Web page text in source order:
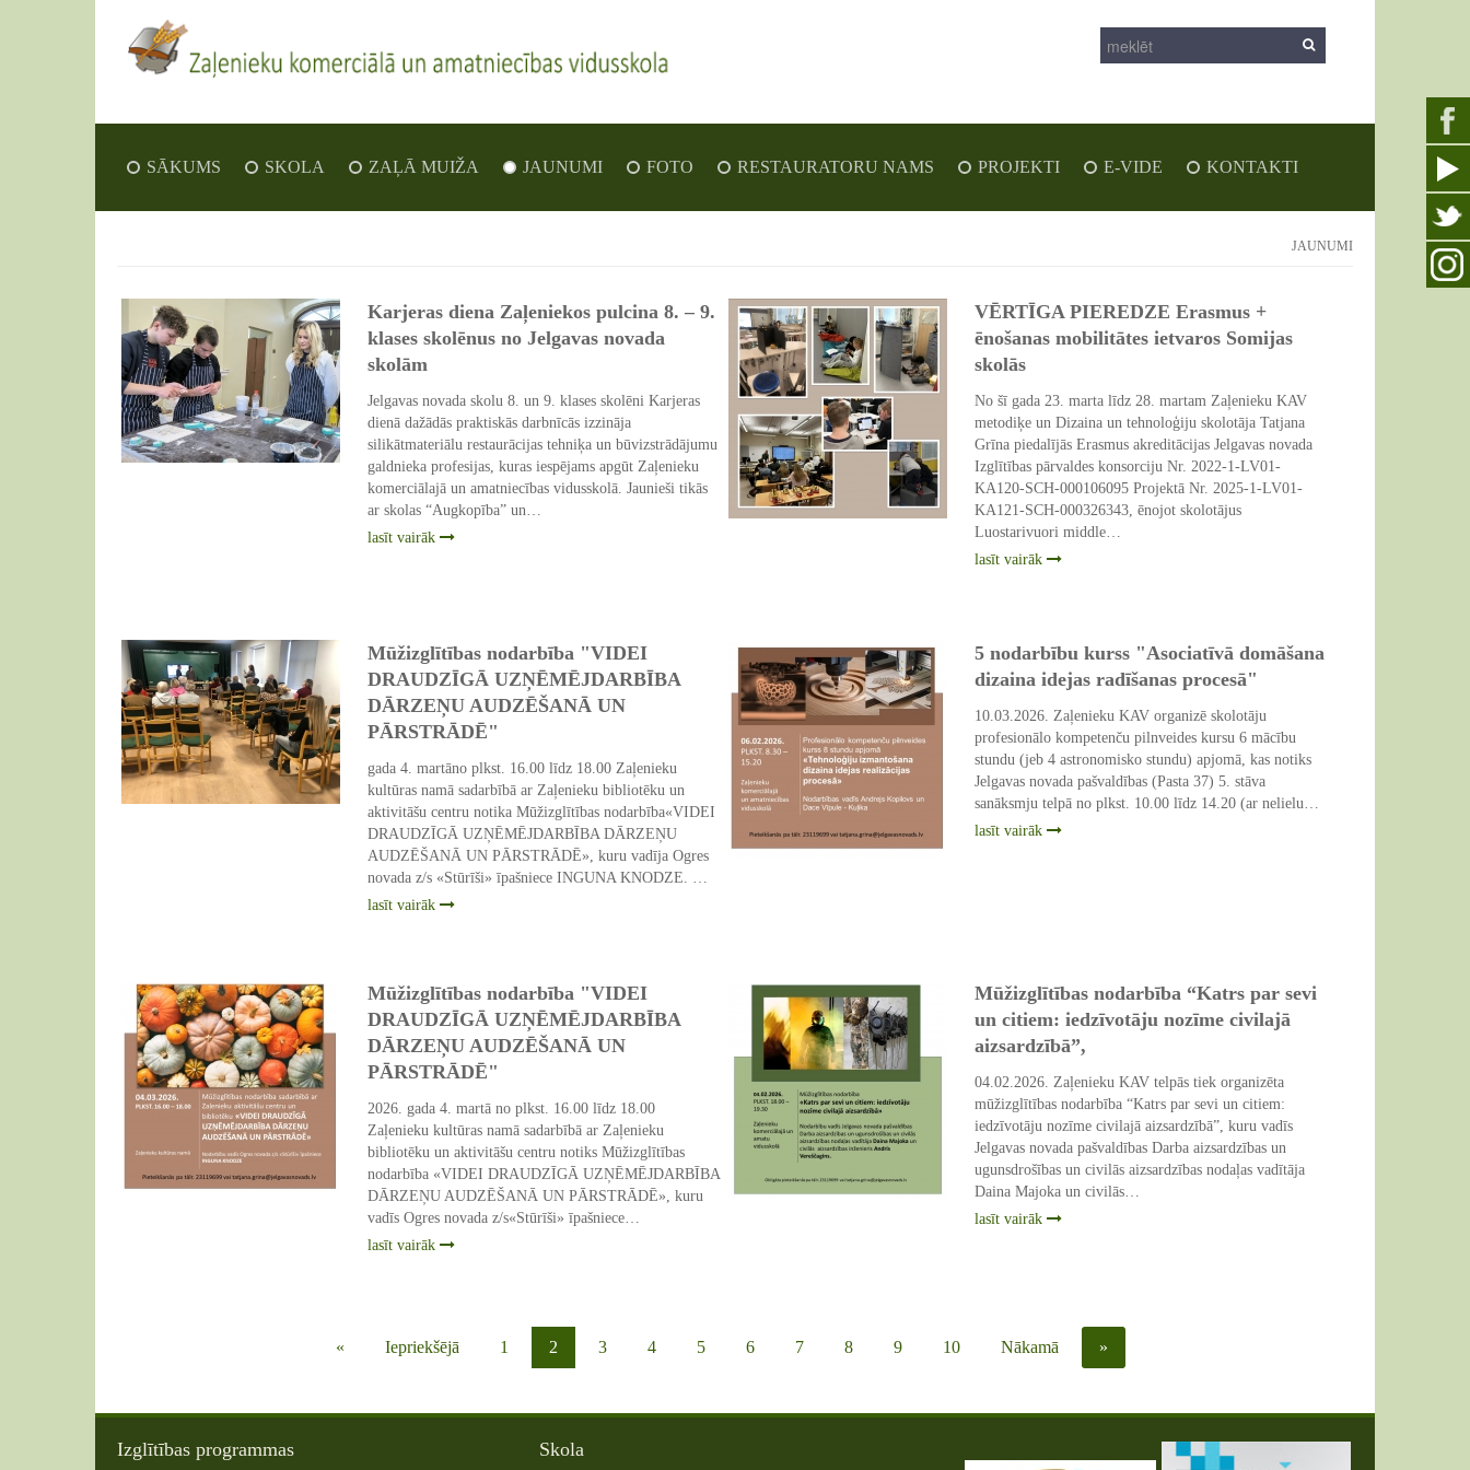
SĀKUMS SKOLA ZAĻĀ MUIŽA JAUNUMI FOTO RESTAURATORU NAMS PROJEKTI E-VIDE KONTAKTI
JAUNUMI
Karjeras diena Zaļeniekos pulcina 8. – 9.
klases skolēnus no Jelgavas novada
skolām
Jelgavas novada skolu 8. un 9. klases skolēni Karjeras
dienā dažādās praktiskās darbnīcās izzināja
silikātmateriālu restaurācijas tehniķa un būvizstrādājumu
galdnieka profesijas, kuras iespējams apgūt Zaļenieku
komerciālajā un amatniecības vidusskolā. Jaunieši tikās
ar skolas “Augkopība” un…
lasīt vairāk
VĒRTĪGA PIEREDZE Erasmus +
ēnošanas mobilitātes ietvaros Somijas
skolās
No šī gada 23. marta līdz 28. martam Zaļenieku KAV
metodiķe un Dizaina un tehnoloģiju skolotāja Tatjana
Grīna piedalījās Erasmus akreditācijas Jelgavas novada
Izglītības pārvaldes konsorciju Nr. 2022-1-LV01-
KA120-SCH-000106095 Projektā Nr. 2025-1-LV01-
KA121-SCH-000326343, ēnojot skolotājus
Luostarivuori middle…
lasīt vairāk
Mūžizglītības nodarbība "VIDEI
DRAUDZĪGĀ UZŅĒMĒJDARBĪBA
DĀRZEŅU AUDZĒŠANĀ UN
PĀRSTRĀDĒ"
gada 4. martāno plkst. 16.00 līdz 18.00 Zaļenieku
kultūras namā sadarbībā ar Zaļenieku bibliotēku un
aktivitāšu centru notika Mūžizglītības nodarbība«VIDEI
DRAUDZĪGĀ UZŅĒMĒJDARBĪBA DĀRZEŅU
AUDZĒŠANĀ UN PĀRSTRĀDĒ», kuru vadīja Ogres
novada z/s «Stūrīši» īpašniece INGUNA KNODZE. …
lasīt vairāk
5 nodarbību kurss "Asociatīvā domāšana
dizaina idejas radīšanas procesā"
10.03.2026. Zaļenieku KAV organizē skolotāju
profesionālo kompetenču pilnveides kursu 6 mācību
stundu (jeb 4 astronomisko stundu) apjomā, kas notiks
Jelgavas novada pašvaldības (Pasta 37) 5. stāva
sanāksmju telpā no plkst. 10.00 līdz 14.20 (ar nelielu…
lasīt vairāk
Mūžizglītības nodarbība "VIDEI
DRAUDZĪGĀ UZŅĒMĒJDARBĪBA
DĀRZEŅU AUDZĒŠANĀ UN
PĀRSTRĀDĒ"
2026. gada 4. martā no plkst. 16.00 līdz 18.00
Zaļenieku kultūras namā sadarbībā ar Zaļenieku
bibliotēku un aktivitāšu centru notiks Mūžizglītības
nodarbība «VIDEI DRAUDZĪGĀ UZŅĒMĒJDARBĪBA
DĀRZEŅU AUDZĒŠANĀ UN PĀRSTRĀDĒ», kuru
vadīs Ogres novada z/s«Stūrīši» īpašniece…
lasīt vairāk
Mūžizglītības nodarbība “Katrs par sevi
un citiem: iedzīvotāju nozīme civilajā
aizsardzībā”,
04.02.2026. Zaļenieku KAV telpās tiek organizēta
mūžizglītības nodarbība “Katrs par sevi un citiem:
iedzīvotāju nozīme civilajā aizsardzībā”, kuru vadīs
Jelgavas novada pašvaldības Darba aizsardzības un
ugunsdrošības un civilās aizsardzības nodaļas vadītāja
Daina Majoka un civilās…
lasīt vairāk
« Iepriekšējā 1 2 3 4 5 6 7 8 9 10 Nākamā »
Izglītības programmas Skola